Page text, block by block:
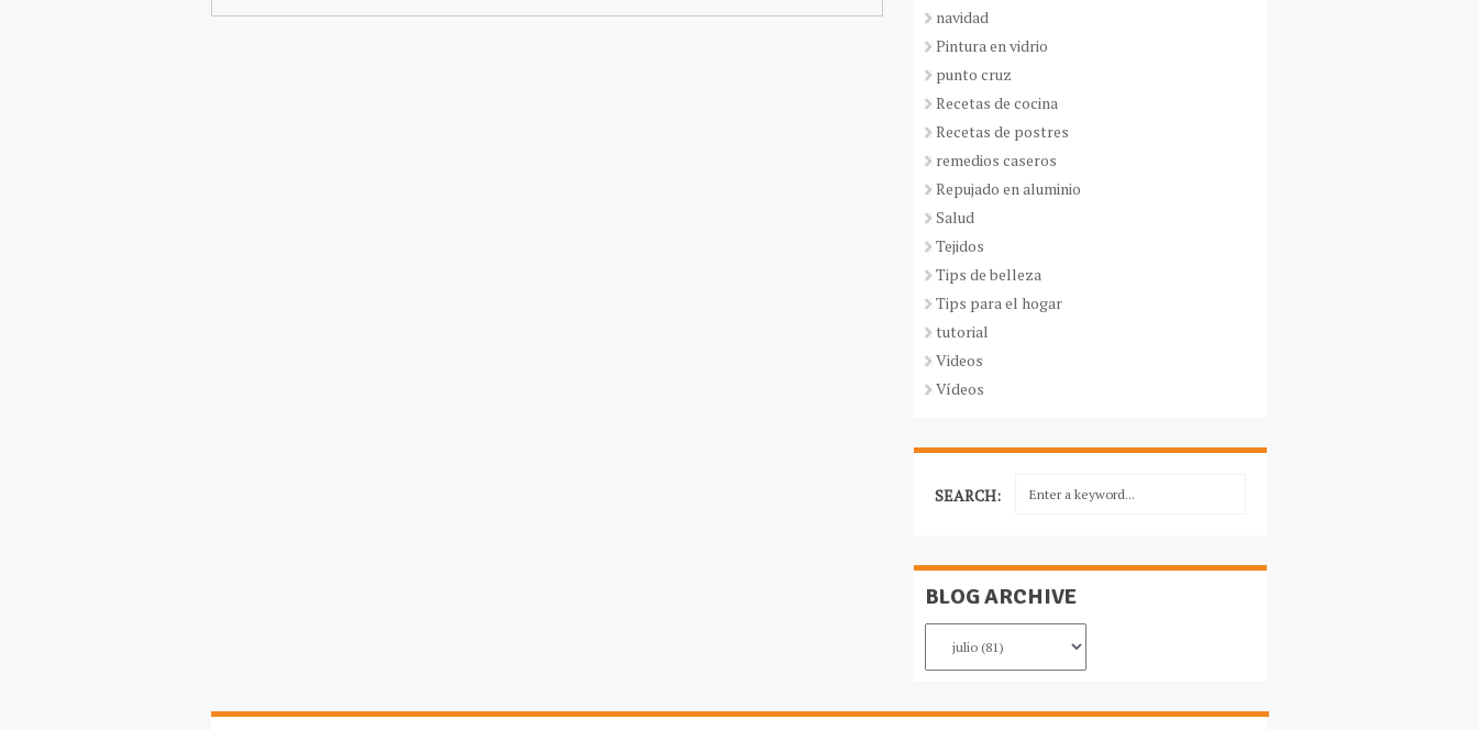
navidad
Pintura en vidrio
punto cruz
Recetas de cocina
Recetas de postres
remedios caseros
Repujado en aluminio
Salud
Tejidos
Tips de belleza
Tips para el hogar
tutorial
Videos
Vídeos
SEARCH:
BLOG ARCHIVE